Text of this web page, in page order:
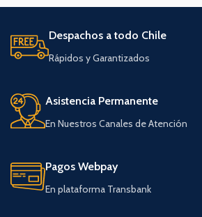
Despachos a todo Chile
Rápidos y Garantizados
Asistencia Permanente
En Nuestros Canales de Atención
Pagos Webpay
En plataforma Transbank